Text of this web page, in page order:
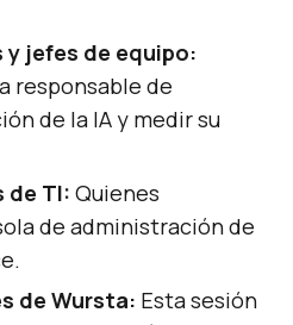
jefes de equipo:
responsable de
de la IA y medir su
de TI: Quienes
de administración de
de Wursta: Esta sesión